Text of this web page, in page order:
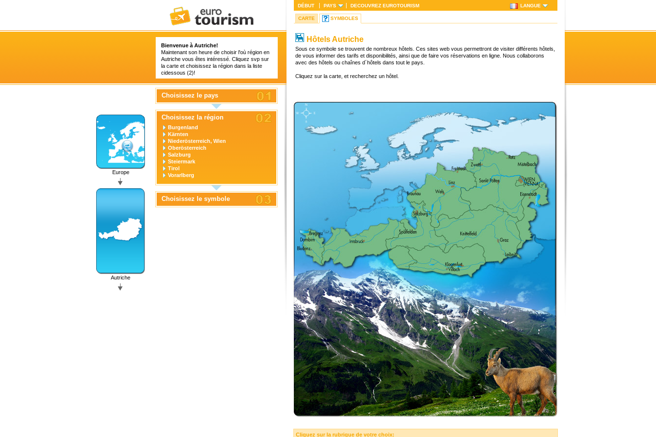
Bienvenue à Autriche!
Maintenant son heure de choisir l'où région en
Autriche vous êtes intéressé. Cliquez svp sur
la carte et choisissez la région dans la liste
cidessous (2)!
Europe
Autriche
Choisissez le pays
Choisissez la région
Burgenland
Kärnten
Niederösterreich, Wien
Oberösterreich
Salzburg
Steiermark
Tirol
Vorarlberg
Choisissez le symbole
DÉBUT PAYS DECOUVREZ EUROTOURISM LANGUE
CARTE SYMBOLES
Hôtels Autriche
Sous ce symbole se trouvent de nombreux hôtels. Ces sites web vous permettront de visiter différents hôtels,
de vous informer des tarifs et disponibilités, ainsi que de faire vos réservations en ligne. Nous collaborons
avec des hôtels ou chaînes d´hôtels dans tout le pays.
Cliquez sur la carte, et recherchez un hôtel.
Cliquez sur la rubrique de votre choix: